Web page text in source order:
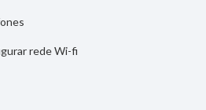
rede Wi-fi